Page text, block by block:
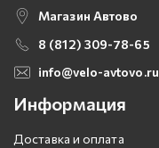
Магазин Автово
8 (812) 309-78-65
info@velo-avtovo.ru
Информация
Доставка и оплата